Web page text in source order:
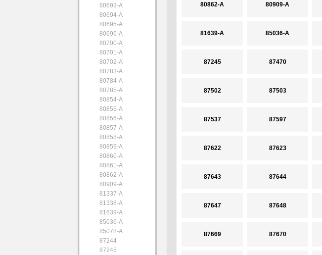
80862-A 80909-A
81639-A 85036-A
87245 87470
87502 87503
87537 87597
87622 87623
87643 87644
87647 87648
87669 87670
80693-A
80694-A
80695-A
80696-A
80700-A
80701-A
80702-A
80783-A
80784-A
80785-A
80854-A
80855-A
80856-A
80857-A
80858-A
80859-A
80860-A
80861-A
80862-A
80909-A
81337-A
81338-A
81639-A
85036-A
85078-A
87244
87245